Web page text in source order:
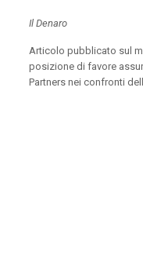
Il Denaro
Articolo pubblicato sul
posizione di favore
Partners nei confronti